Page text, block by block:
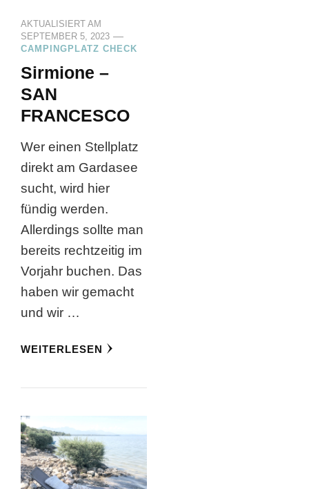
AKTUALISIERT AM
SEPTEMBER 5, 2023
CAMPINGPLATZ CHECK
Sirmione –
SAN
FRANCESCO
Wer einen Stellplatz
direkt am Gardasee
sucht, wird hier
fündig werden.
Allerdings sollte man
bereits rechtzeitig im
Vorjahr buchen. Das
haben wir gemacht
und wir …
WEITERLESEN